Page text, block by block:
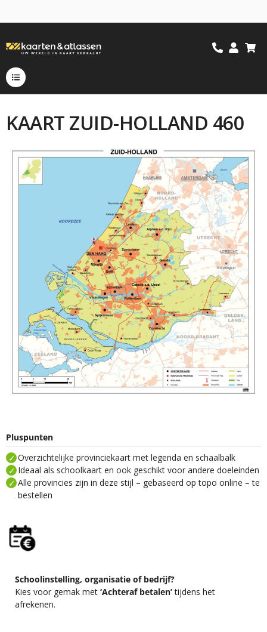
KAART ZUID-HOLLAND 460
Pluspunten
Overzichtelijke provinciekaart met legenda en schaalbalk
Ideaal als schoolkaart en ook geschikt voor andere doeleinden
Alle provincies zijn in deze stijl – gebaseerd op topo online – te
bestellen
Schoolinstelling, organisatie of bedrijf?
Kies voor gemak met ‘Achteraf betalen’tijdens het
afrekenen.